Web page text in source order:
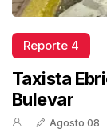
Reporte 4
Taxista
Bulevar
Agosto 08